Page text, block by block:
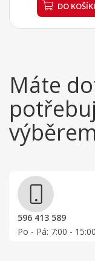
DO
Máte
596 413 589
Po - Pá: 7:00 - 15:00